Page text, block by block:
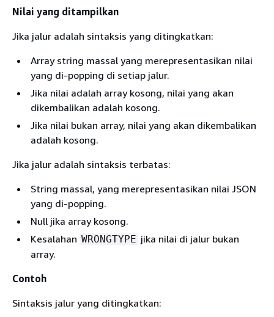
Nilai yang ditampilkan
Jika jalur adalah sintaksis yang ditingkatkan:
Array string massal yang merepresentasikan nilai
yang di-popping di setiap jalur.
Jika nilai adalah array kosong, nilai yang akan
dikembalikan adalah kosong.
Jika nilai bukan array, nilai yang akan dikembalikan
adalah kosong.
Jika jalur adalah sintaksis terbatas:
String massal, yang merepresentasikan nilai JSON
yang di-popping.
Null jika array kosong.
Kesalahan WRONGTYPE jika nilai di jalur bukan
array.
Contoh
Sintaksis jalur yang ditingkatkan: